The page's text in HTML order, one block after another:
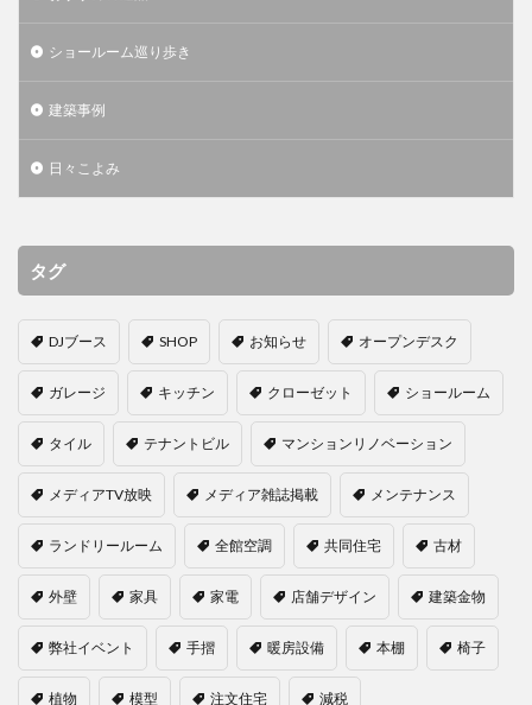
ショールーム巡り歩き
建築事例
日々こよみ
タグ
DJブース SHOP お知らせ オープンデスク
ガレージ キッチン クローゼット ショールーム
タイル テナントビル マンションリノベーション
メディアTV放映 メディア雑誌掲載 メンテナンス
ランドリールーム 全館空調 共同住宅 古材
外壁 家具 家電 店舗デザイン 建築金物
弊社イベント 手摺 暖房設備 本棚 椅子
植物 模型 注文住宅 減税